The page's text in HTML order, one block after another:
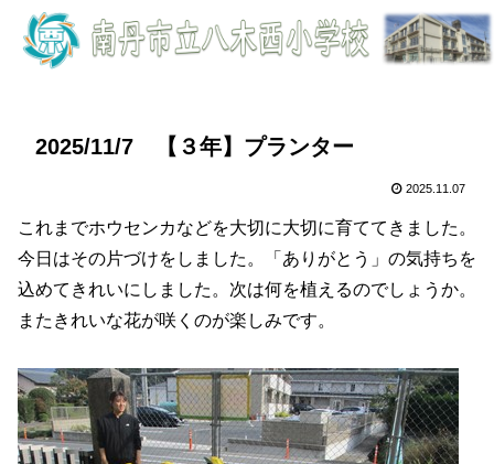
2025/11/7 【３年】プランター
2025.11.07
これまでホウセンカなどを大切に大切に育ててきました。
今日はその片づけをしました。「ありがとう」の気持ちを
込めてきれいにしました。次は何を植えるのでしょうか。
またきれいな花が咲くのが楽しみです。